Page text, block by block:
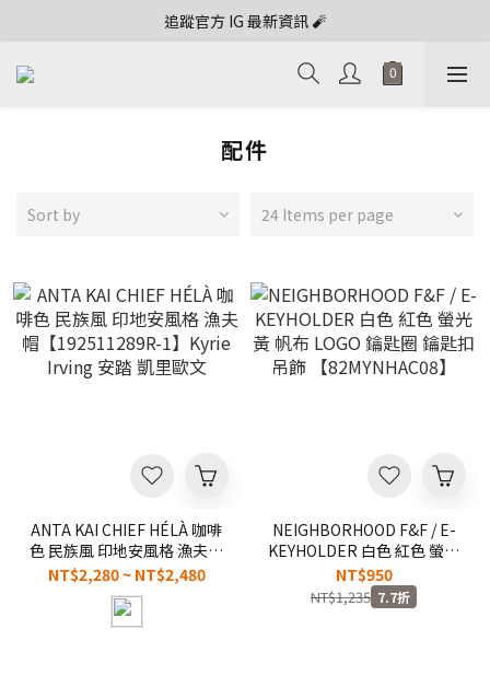
追蹤官方 IG 最新資訊 🧨
配件
Sort by 24 Items per page
ANTA KAI CHIEF HÉLÀ 咖啡
色 民族風 印地安風格 漁夫帽
【192511289R-1】Kyrie
Irving 安踏 凱里歐文
NT$2,280 ~ NT$2,480
NEIGHBORHOOD F&F / E-
KEYHOLDER 白色 紅色 螢光
黃 帆布 LOGO 鑰匙圈 鑰匙扣
吊飾 【82MYNHAC08】
NT$950
NT$1,235 7.7折